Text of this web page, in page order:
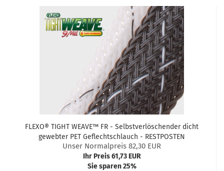
FLEXO® TIGHT WEAVE™ FR - Selbstverlöschender dicht
gewebter PET Geflechtschlauch - RESTPOSTEN
Unser Normalpreis 82,30 EUR
Ihr Preis 61,73 EUR
Sie sparen 25%